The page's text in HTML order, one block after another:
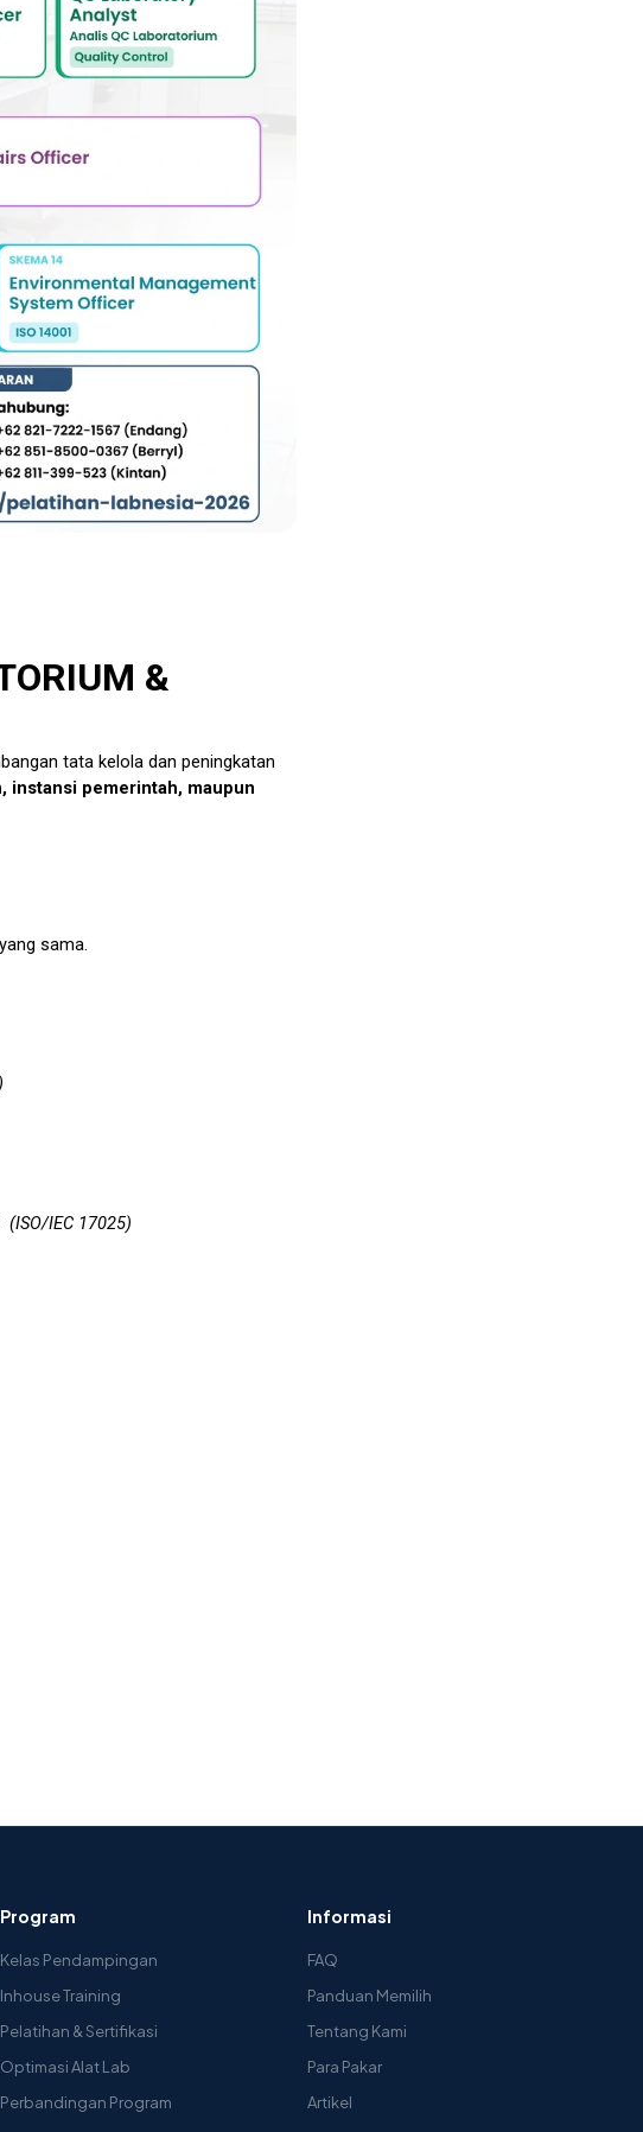
Program
Kelas Pendampingan
Inhouse Training
Pelatihan & Sertifikasi
Optimasi Alat Lab
Perbandingan Program
Informasi
FAQ
Panduan Memilih
Tentang Kami
Para Pakar
Artikel